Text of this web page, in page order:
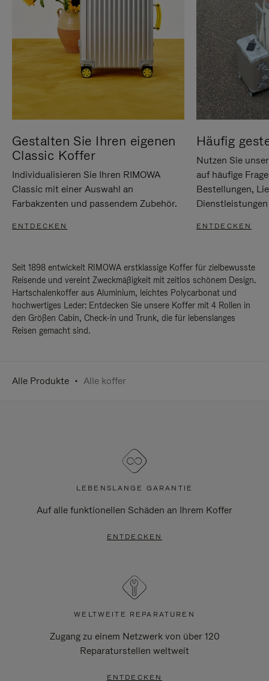
Gestalten Sie Ihren eigenen
Classic Koffer
Individualisieren Sie Ihren RIMOWA
Classic mit einer Auswahl an
Farbakzenten und passendem Zubehör.
ENTDECKEN
Häufig
Nutzen Sie
auf häufige
Bestellungen,
ENTDECKEN
Seit 1898 entwickelt RIMOWA erstklassige Koffer für zielbewusste
Reisende und vereint Zweckmäßigkeit mit zeitlos schönem Design.
Hartschalenkoffer aus Aluminium, leichtes Polycarbonat und
hochwertiges Leder: Entdecken Sie unsere Koffer mit 4 Rollen in
den Größen Cabin, Check-in und Trunk, die für lebenslanges
Reisen gemacht sind.
Alle Produkte Alle koffer
LEBENSLANGE GARANTIE
Auf alle funktionellen Schäden an Ihrem Koffer
ENTDECKEN
WELTWEITE REPARATUREN
Zugang zu einem Netzwerk von über 120
Reparaturstellen weltweit
ENTDECKEN